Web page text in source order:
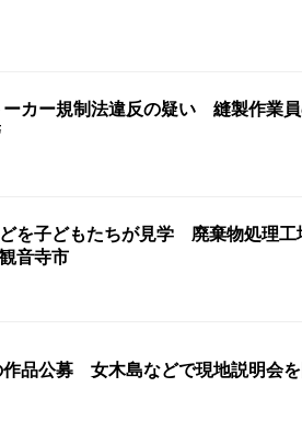
ーカー規制法違反の疑い 縫製作業
を子どもたちが見学 廃棄物処理工
音寺市
作品公募 女木島などで現地説明会